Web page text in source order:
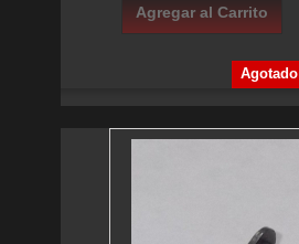
Agregar al Carrito
Agotado